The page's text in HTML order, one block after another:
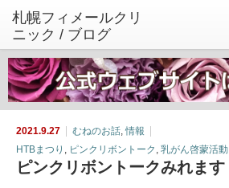
2021.9.27 むねのお話,情報
HTBまつり , ピンクリボントーク , 乳がん啓蒙活動
ピンクリボントークみれます